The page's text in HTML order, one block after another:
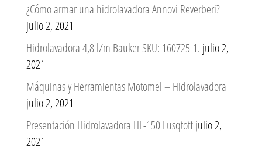
¿Cómo armar una hidrolavadora Annovi Reverberi?
julio 2, 2021
Hidrolavadora 4,8 l/m Bauker SKU: 160725-1. julio 2,
2021
Máquinas y Herramientas Motomel – Hidrolavadora
julio 2, 2021
Presentación Hidrolavadora HL-150 Lusqtoffjulio 2,
2021